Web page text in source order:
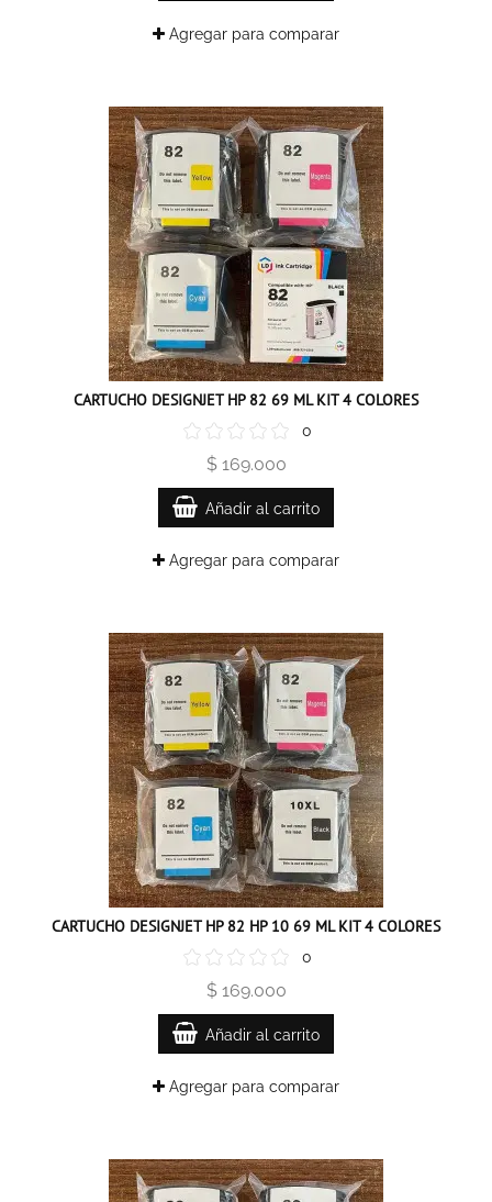
Agregar para comparar
CARTUCHO DESIGNJET HP 82 69 ML KIT 4 COLORES
0
$ 169.000
Añadir al carrito
Agregar para comparar
CARTUCHO DESIGNJET HP 82 HP 10 69 ML KIT 4 COLORES
0
$ 169.000
Añadir al carrito
Agregar para comparar